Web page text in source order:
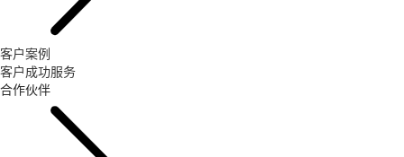
客户案例
客户成功服务
合作伙伴